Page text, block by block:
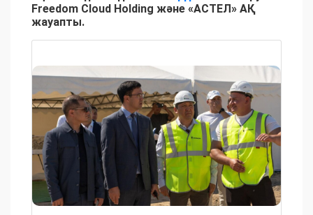
Freedom Cloud Holding және «АСТЕЛ» АҚ
жауапты.